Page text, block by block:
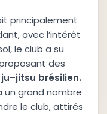
principalement
avec l’intérêt
le club a su
des
ju–jitsu brésilien.
un grand nombre
le club, attirés